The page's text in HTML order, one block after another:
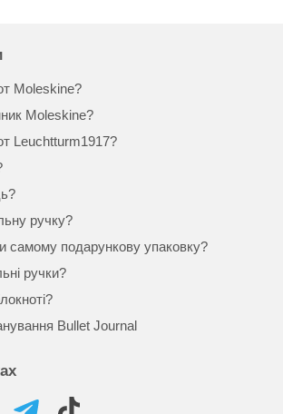
Moleskine?
Moleskine?
Leuchtturm1917?
ручку?
самому подарункову упаковку?
ручки?
Bullet Journal